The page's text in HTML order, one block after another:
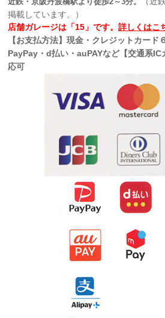
掲載しています。）
店舗ガレージは「15」です。詳しくはこ
【お支払方法】現金・クレジットカード
PayPay・d払い・auPAYなど【交通系
応可